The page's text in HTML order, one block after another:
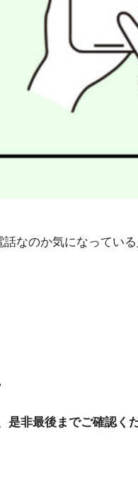
なのか気になっている
非最後までご確認くだ